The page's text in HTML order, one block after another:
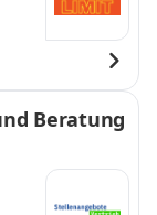
Beratung